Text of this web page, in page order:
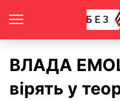
ВЛАДА
вірять у